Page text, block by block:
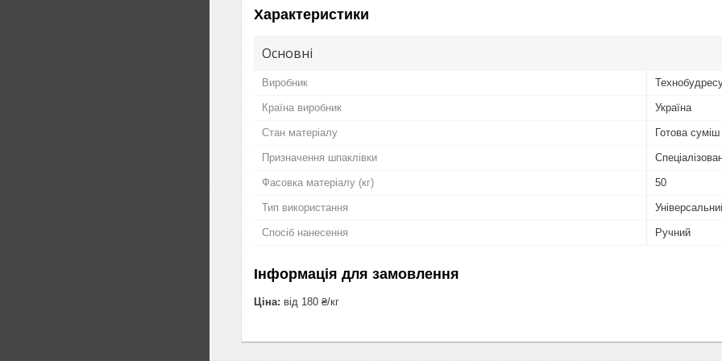
Характеристики
Основні
Виробник
Країна виробник Україна
Стан матеріалу Готова суміш
Призначення шпаклівки
Фасовка матеріалу (кг) 50
Тип використання
Спосіб нанесення Ручний
Інформація для замовлення
Ціна: від 180 ₴/кг